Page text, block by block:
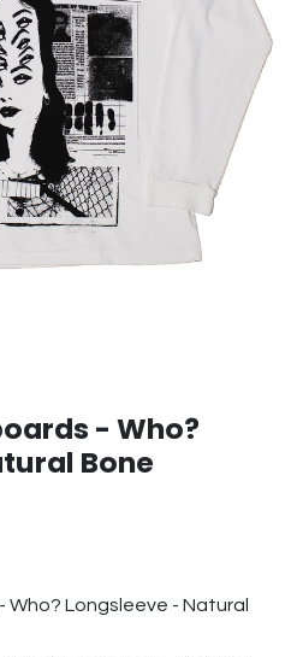
- Who?
Bone
Longsleeve - Natural